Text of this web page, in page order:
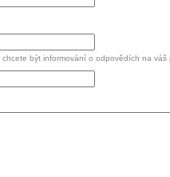
být informování o odpovědích na váš